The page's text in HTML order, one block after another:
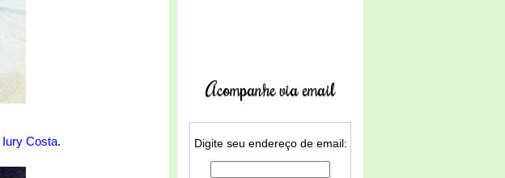
Iury Costa.
Acompanhe via email
Digite seu endereço de email: